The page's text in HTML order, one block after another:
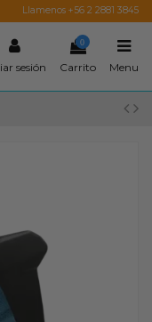
Llamenos +56 2 2881 3845
sesión
0
Carrito Menu